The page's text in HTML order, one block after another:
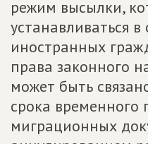
режим высылки,
устанавливаться
иностранных
права законного
может быть
срока
миграционных